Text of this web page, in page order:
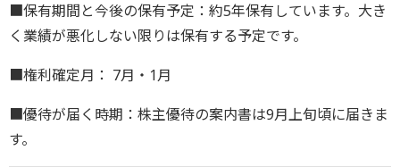
■保有期間と今後の保有予定：約5年保有しています。大き
く業績が悪化しない限りは保有する予定です。
■権利確定月： 7月・1月
■優待が届く時期：株主優待の案内書は9月上旬頃に届きま
す。